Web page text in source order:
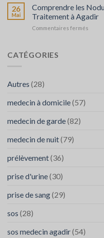
en
Cas
à
SOS
avec
26
Mai
Comprendre les
Traitement à Agadir
Commentaires fermés
CATÉGORIES
Autres (28)
medecin à domicile(57)
medecin de garde(82)
medecin de nuit(79)
prélèvement(36)
prise d'urine(30)
prise de sang(29)
sos (28)
sos medecin agadir(54)